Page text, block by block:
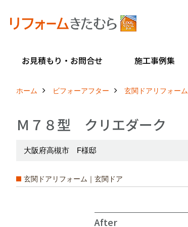
お見積もり・お問合せ 施工事例集
ホーム ビフォーアフター 玄関ドアリフォーム
Ｍ７８型 クリエダーク
大阪府高槻市 F様邸
玄関ドアリフォーム｜玄関ドア
After